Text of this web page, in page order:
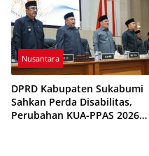
Nusantara
DPRD Kabupaten Sukabumi
Sahkan Perda Disabilitas,
Perubahan KUA-PPAS 2026